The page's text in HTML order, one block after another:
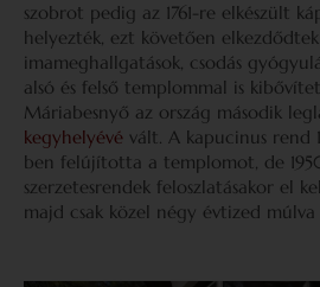
szobrot pedig az 1761-re elkészült
helyezték, ezt követően
imameghallgatások, csodás
alsó és felső templommal is
Máriabesnyő az ország második
kegyhelyévé vált. A kapucinus rend
ben felújította a templomot, de
szerzetesrendek feloszlatásakor el
majd csak közel négy évtized múlva